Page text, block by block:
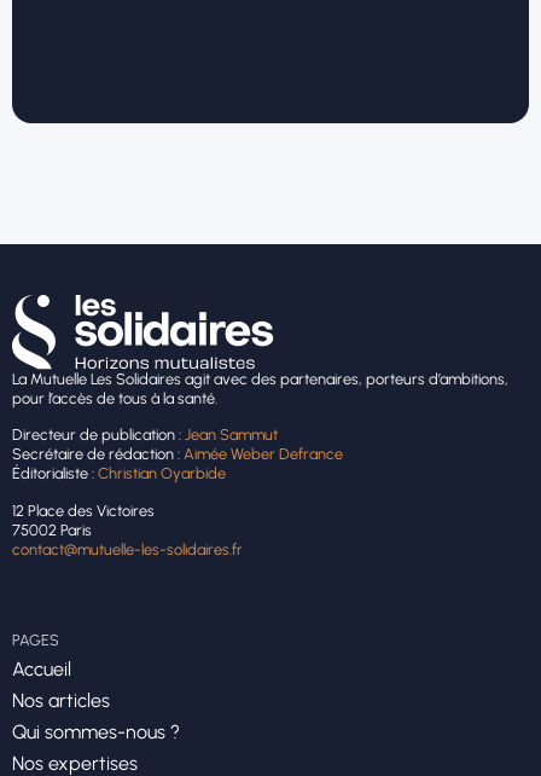
La Mutuelle Les Solidaires agit avec des partenaires, porteurs d’ambitions,
pour l’accès de tous à la santé.
Directeur de publication : Jean Sammut
Secrétaire de rédaction : Aimée Weber Defrance
Éditorialiste : Christian Oyarbide
12 Place des Victoires
75002 Paris
contact@mutuelle-les-solidaires.fr
PAGES
Accueil
Nos articles
Qui sommes-nous ?
Nos expertises